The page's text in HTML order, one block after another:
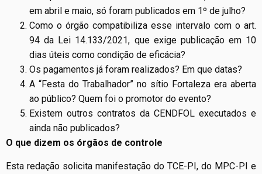
em abril e maio, só foram publicados em 1º de julho?
Como o órgão compatibiliza esse intervalo com o art.
94 da Lei 14.133/2021, que exige publicação em 10
dias úteis como condição de eficácia?
Os pagamentos já foram realizados? Em que datas?
A “Festa do Trabalhador” no sítio Fortaleza era aberta
ao público? Quem foi o promotor do evento?
Existem outros contratos da CENDFOL executados e
ainda não publicados?
O que dizem os órgãos de controle
Esta redação solicita manifestação do TCE-PI, do MPC-PI e